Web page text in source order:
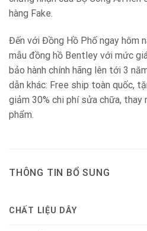
hàng Fake.
Đến với Đồng Hồ Phố ngay hôm
mẫu đồng hồ Bentley với mức
bảo hành chính hãng lên tới 3
dẫn khác: Free ship toàn quốc,
giảm 30% chi phí sửa chữa,
phẩm.
THÔNG TIN BỔ SUNG
CHẤT LIỆU DÂY